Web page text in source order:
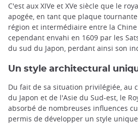
C'est aux XIVe et XVe siècle que le
apogée, en tant que plaque
région et intermédiaire entre la Chine
cependant envahi en 1609 par les
du sud du Japon, perdant ainsi son
Un style architectural
Du fait de sa situation privilégiée, au
du Japon et de l'Asie du Sud-est, le
absorbé de nombreuses influences
permis de développer un style unique.